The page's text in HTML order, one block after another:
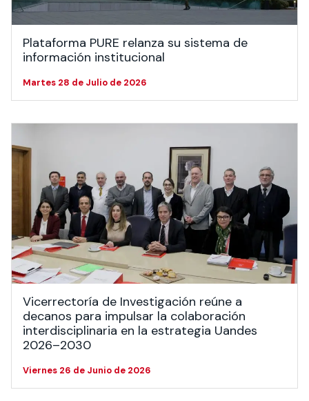
Plataforma PURE relanza su sistema de
información institucional
Martes 28 de Julio de 2026
Vicerrectoría de Investigación reúne a
decanos para impulsar la colaboración
interdisciplinaria en la estrategia Uandes
2026–2030
Viernes 26 de Junio de 2026